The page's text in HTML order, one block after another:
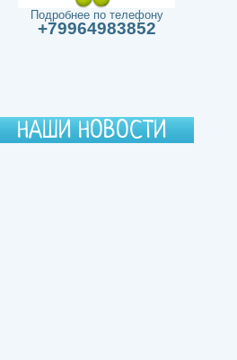
Подробнее по телефону
+79964983852
НАШИ НОВОСТИ